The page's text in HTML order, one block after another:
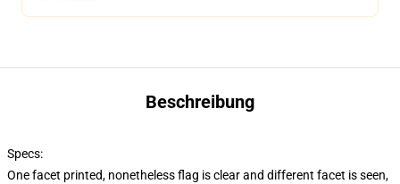
Beschreibung
Specs:
One facet printed, nonetheless flag is clear and different facet is seen,